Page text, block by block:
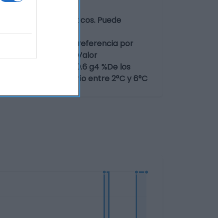
y fermentos lácticos. Puede
referencia:
raciónTamaño de referencia por
kJ-468 kJ6 %Valor
carbono16.3 g-10.6 g4 %De los
Consérvese en frío entre 2°C y 6°C